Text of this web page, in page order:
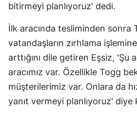
bitirmeyi planlıyoruz' dedi.
İlk aracında tesliminden sonra
vatandaşların zırhlama
arttığını dile getiren Eşsiz, 'Şu
aracımız var. Özellikle Togg
müşterilerimiz var. Onlara da
yanıt vermeyi planlıyoruz' diye